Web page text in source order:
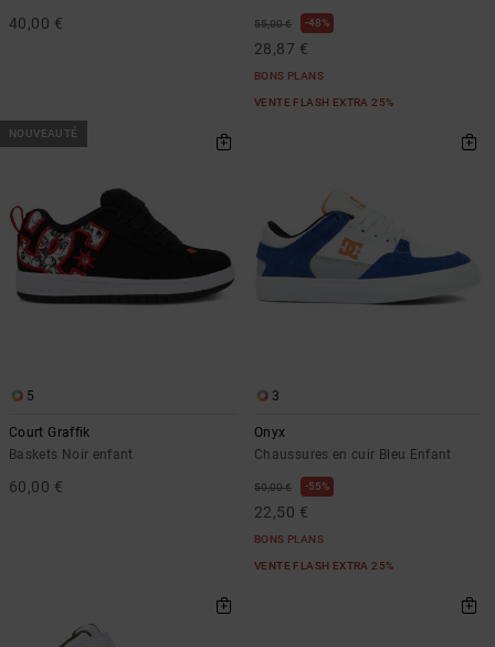
40,00 € 55,00 € 48%
28,87 €
BONS PLANS
VENTE FLASH EXTRA 25%
NOUVEAUTÉ
5
Court Graffik
Baskets Noir enfant
60,00 €
3
Onyx
Chaussures en cuir Bleu Enfant
50,00 € 55%
22,50 €
BONS PLANS
VENTE FLASH EXTRA 25%